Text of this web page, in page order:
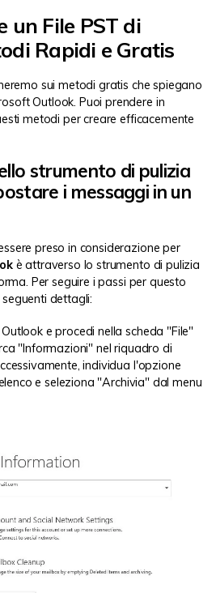
un File PST di
Rapidi e Gratis
sui metodi gratis che spiegano
Outlook. Puoi prendere in
metodi per creare efficacemente
strumento di pulizia
i messaggi in un
preso in considerazione per
è attraverso lo strumento di pulizia
Per seguire i passi per questo
dettagli:
e procedi nella scheda "File"
"Informazioni" nel riquadro di
individua l'opzione
e seleziona "Archivia" dal menu